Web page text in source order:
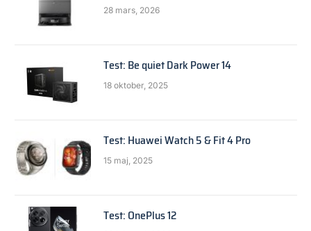
28 mars, 2026
Test: Be quiet Dark Power 14
18 oktober, 2025
Test: Huawei Watch 5 & Fit 4 Pro
15 maj, 2025
Test: OnePlus 12